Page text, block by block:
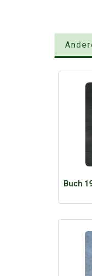
Buch